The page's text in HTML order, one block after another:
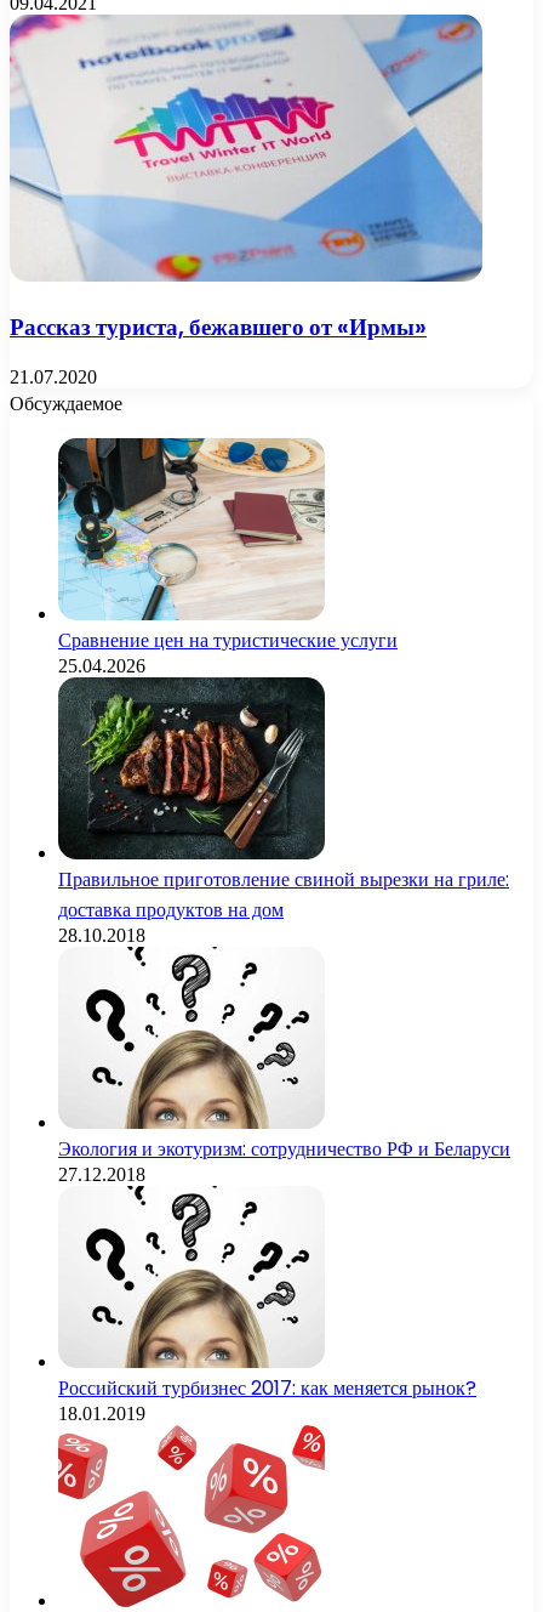
Рассказ туриста, бежавшего от «Ирмы»
21.07.2020
Обсуждаемое
Сравнение цен на туристические услуги
25.04.2026
Правильное приготовление свиной вырезки на гриле:
доставка продуктов на дом
28.10.2018
Экология и экотуризм: сотрудничество РФ и Беларуси
27.12.2018
Российский турбизнес 2017: как меняется рынок?
18.01.2019